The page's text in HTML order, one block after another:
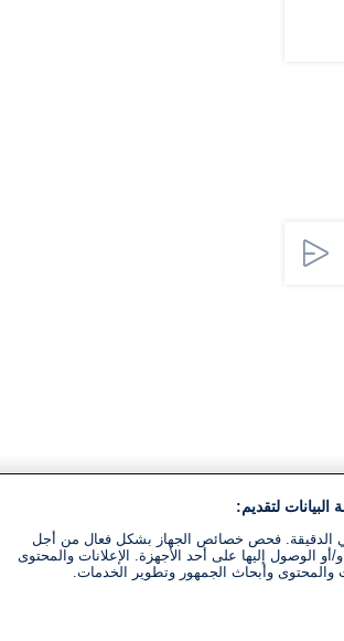
لتقديم:
الدقيقة. فحص خصائص الجهاز بشكل فعال من أجل
أو الوصول إليها على أحد الأجهزة. الإعلانات والمحتوى
والمحتوى وأبحاث الجمهور وتطوير الخدمات.